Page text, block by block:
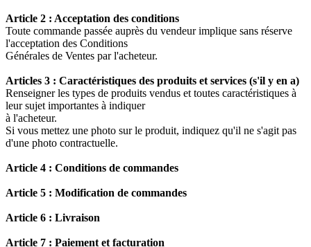
Article 2 : Acceptation des conditions
Toute commande passée auprès du vendeur implique sans réserve
l'acceptation des Conditions
Générales de Ventes par l'acheteur.
Articles 3 : Caractéristiques des produits et services (s'il y en a)
Renseigner les types de produits vendus et toutes caractéristiques à
leur sujet importantes à indiquer
à l'acheteur.
Si vous mettez une photo sur le produit, indiquez qu'il ne s'agit pas
d'une photo contractuelle.
Article 4 : Conditions de commandes
Article 5 : Modification de commandes
Article 6 : Livraison
Article 7 : Paiement et facturation